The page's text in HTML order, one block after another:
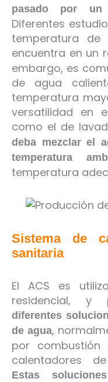
pasado por un
Diferentes
temperatura
encuentra en un
embargo, es
de agua
temperatura
versatilidad en
como el de
deba mezclar el
temperatura
temperatura
Sistema de
sanitaria
El ACS es
residencial, y
diferentes
de agua,
por
calentadores
Estas